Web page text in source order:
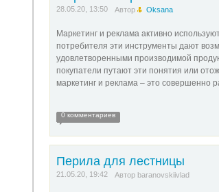
28.05.20, 13:50 Автор Oksana
Маркетинг и реклама активно
потребителя эти инструменты дают
удовлетворенными производимой
покупатели путают эти понятия или
маркетинг и реклама – это совершенно
0 комментариев
Перила для лестницы
21.05.20, 19:42 Автор baranovskiivlad